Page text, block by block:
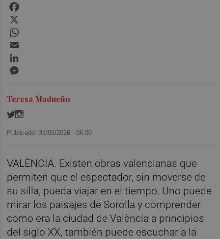
Teresa Madueño
Publicado: 31/05/2026 ·06:00
VALÈNCIA. Existen obras valencianas que
permiten que el espectador, sin moverse de
su silla, pueda viajar en el tiempo. Uno puede
mirar los paisajes de Sorolla y comprender
como era la ciudad de València a principios
del siglo XX, también puede escuchar a la